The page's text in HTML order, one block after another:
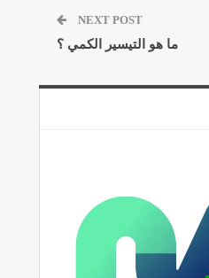
NEXT POST
ما هو التيسير الكمي ؟